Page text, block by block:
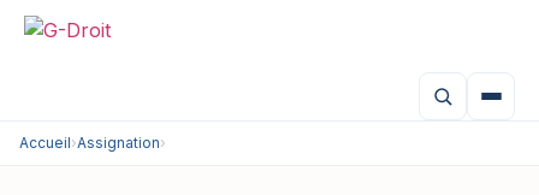
Accueil›Assignation›